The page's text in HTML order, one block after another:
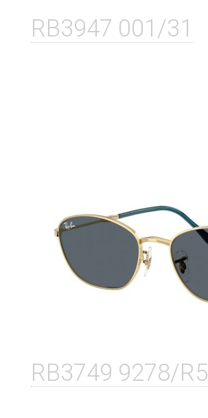
RB3947 001/31
RB3749 9278/R5